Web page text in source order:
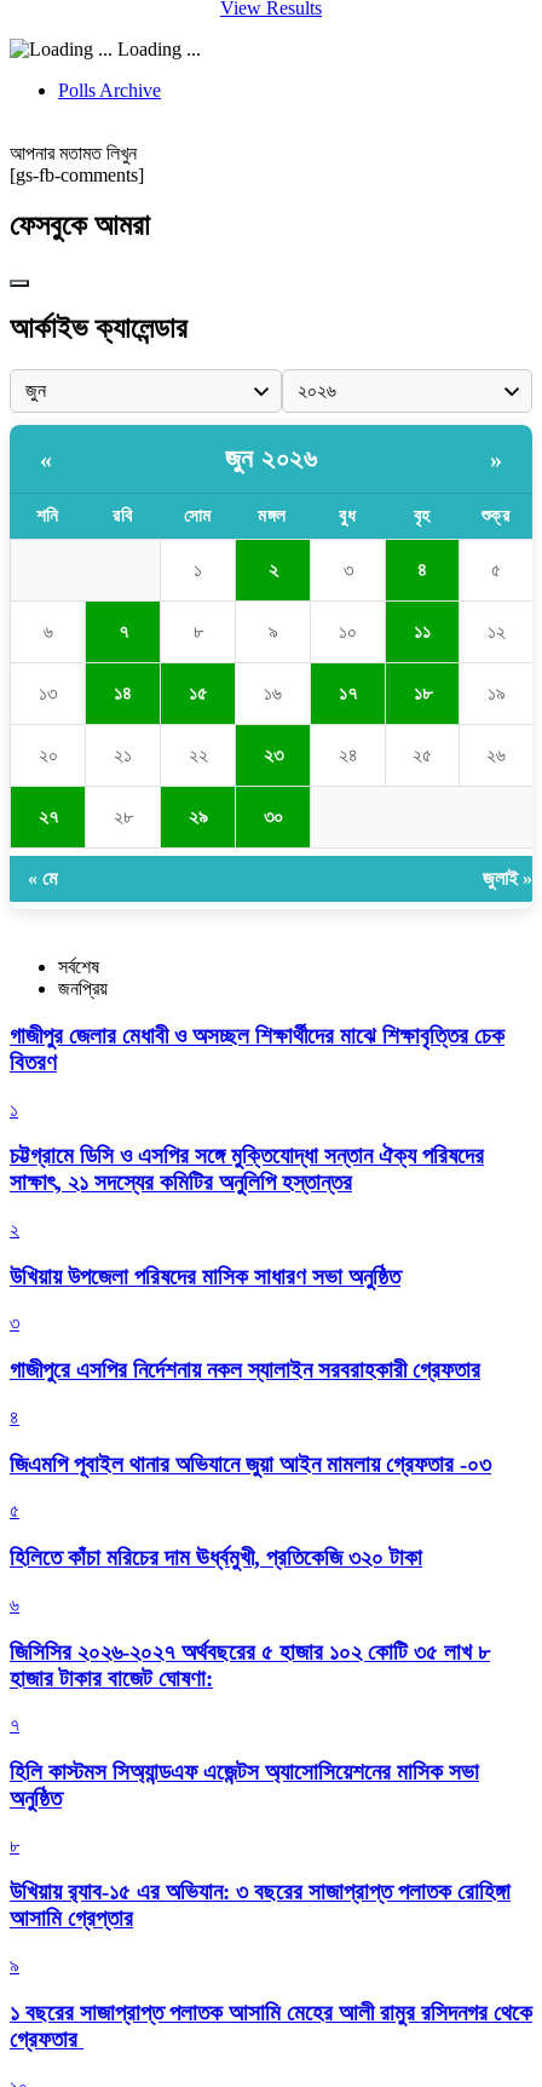
View Results
Loading ...
Polls Archive
আপনার মতামত লিখুন
[gs-fb-comments]
ফেসবুকে আমরা
আর্কাইভ ক্যালেন্ডার
« জুন ২০২৬ »
শনি রবি সোম মঙ্গল বুধ বৃহ শুক্র
১ ২ ৩ ৪ ৫
৬ ৭ ৮ ৯ ১০ ১১ ১২
১৩ ১৪ ১৫ ১৬ ১৭ ১৮ ১৯
২০ ২১ ২২ ২৩ ২৪ ২৫ ২৬
২৭ ২৮ ২৯ ৩০
« মে জুলাই »
সর্বশেষ
জনপ্রিয়
গাজীপুর জেলার মেধাবী ও অসচ্ছল শিক্ষার্থীদের মাঝে শিক্ষাবৃত্তির চেক
বিতরণ
১
চট্টগ্রামে ডিসি ও এসপির সঙ্গে মুক্তিযোদ্ধা সন্তান ঐক্য পরিষদের
সাক্ষাৎ, ২১ সদস্যের কমিটির অনুলিপি হস্তান্তর
২
উখিয়ায় উপজেলা পরিষদের মাসিক সাধারণ সভা অনুষ্ঠিত
৩
গাজীপুরে এসপির নির্দেশনায় নকল স্যালাইন সরবরাহকারী গ্রেফতার
৪
জিএমপি পূবাইল থানার অভিযানে জুয়া আইন মামলায় গ্রেফতার -০৩
৫
হিলিতে কাঁচা মরিচের দাম ঊর্ধ্বমুখী, প্রতিকেজি ৩২০ টাকা
৬
জিসিসির ২০২৬-২০২৭ অর্থবছরের ৫ হাজার ১০২ কোটি ৩৫ লাখ ৮
হাজার টাকার বাজেট ঘোষণা:
৭
হিলি কাস্টমস সিঅ্যান্ডএফ এজেন্টস অ্যাসোসিয়েশনের মাসিক সভা
অনুষ্ঠিত
৮
উখিয়ায় র‍্যাব-১৫ এর অভিযান: ৩ বছরের সাজাপ্রাপ্ত পলাতক রোহিঙ্গা
আসামি গ্রেপ্তার
৯
১ বছরের সাজাপ্রাপ্ত পলাতক আসামি মেহের আলী রামুর রসিদনগর থেকে
গ্রেফতার ‎